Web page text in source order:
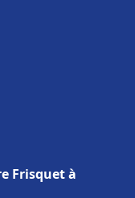
Frisquet à